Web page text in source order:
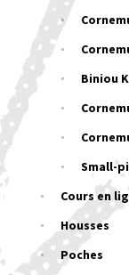
Biniou
Small-
Cours en
Housses
Poches